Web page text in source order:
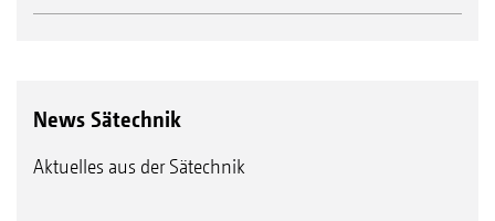
News Sätechnik
Aktuelles aus der Sätechnik